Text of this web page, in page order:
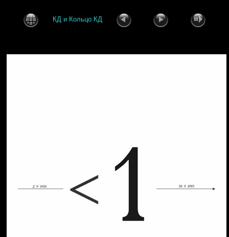
КД и Кольцо КД